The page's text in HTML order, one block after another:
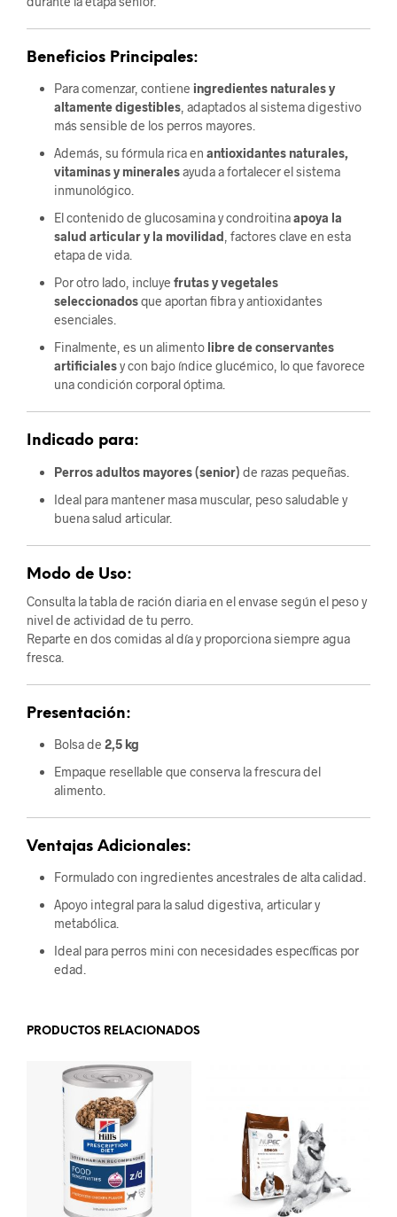
Beneficios Principales:
Para comenzar, contiene ingredientes naturales y
altamente digestibles, adaptados al sistema digestivo
más sensible de los perros mayores.
Además, su fórmula rica en antioxidantes naturales,
vitaminas y mineralesayuda a fortalecer el sistema
inmunológico.
El contenido de glucosamina y condroitinaapoya la
salud articular y la movilidad , factores clave en esta
etapa de vida.
Por otro lado, incluye frutas y vegetales
seleccionadosque aportan fibra y antioxidantes
esenciales.
Finalmente, es un alimento libre de conservantes
artificialesy con bajo índice glucémico, lo que favorece
una condición corporal óptima.
Indicado para:
Perros adultos mayores (senior) de razas pequeñas.
Ideal para mantener masa muscular, peso saludable y
buena salud articular.
Modo de Uso:
Consulta la tabla de ración diaria en el envase según el peso y
nivel de actividad de tu perro.
Reparte en dos comidas al día y proporciona siempre agua
fresca.
Presentación:
Bolsa de 2,5 kg
Empaque resellable que conserva la frescura del
alimento.
Ventajas Adicionales:
Formulado con ingredientes ancestrales de alta calidad.
Apoyo integral para la salud digestiva, articular y
metabólica.
Ideal para perros mini con necesidades específicas por
edad.
PRODUCTOS RELACIONADOS